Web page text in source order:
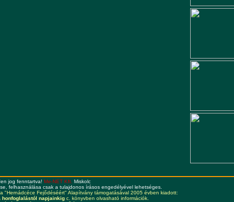
jog fenntartva! Me-NET Kft. Miskolc
felhasználása csak a tulajdonos írásos engedélyével lehetséges.
"Hernádcéce Fejődéséért" Alapítvány támogatásával 2005 évben kiadott:
honfoglalástól napjainkigc. könyvben olvasható információk.